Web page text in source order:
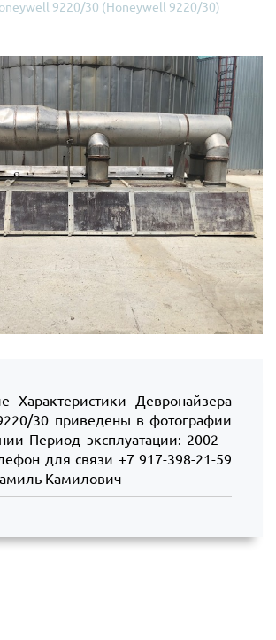
9220/30 (Honeywell 9220/30)
Характеристики Девронайзера
30 приведены в фотографии
Период эксплуатации: 2002 –
для связи +7 917-398-21-59
Камилович